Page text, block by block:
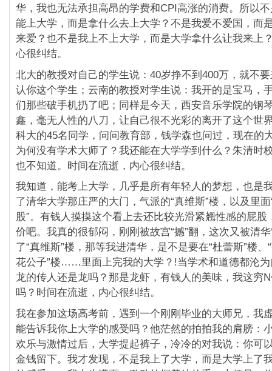
华，我也无法承担高昂的学费和CPI高涨的消费。所以
能上大学，而是拿什么去上大学？不是我爱不爱国，而
来爱？也不是我上不上大学，而是大学拿什么让我来上
心很纠结。
北大的教授对自己的学生说：40岁挣不到400万，就不
认你这个学生；云南的教授对学生说：我开的是宝马，
们那些破手机扔了吧；同样是今天，西安音乐学院的钢
鑫，毫无人性的八刀，让自己很不光彩的离开了这个
科大的45名同学，问问教育部，钱学森也问过，现在的
为何没有学术大师了？我还能在大学学到什么？朱清时
也不知道。时间在流逝，内心很纠结。
我知道，能考上大学，几乎是所有年轻人的梦想，也是
了清华大学那庄严的大门，气派的“真维斯”楼，以及里
股”。有钱人摸摸这个看上去还比较光滑紧翘性感的屁股
价吧。我真的很郁闷，刚刚被故宫“撼”翻，这次又被清
了“真维斯”楼，那等我进清华，是不是要在“杜蕾斯”楼、
花公子”楼……里面上完我的大学？!当学术和道德都沦
龙的传人还是龙吗？那是龙虾，有钱人的美味，我这穷
吗？时间在流逝，内心很纠结。
我在参加这场高考前，遇到一个刚刚毕业的大师兄，我
能告诉我你上大学的感受吗？他茫然的拍拍我的肩膀：
欢乐与激情过后，大学提起裤子，冷冷的对我说：你可
金钱留下。我才发现，不是我上了大学，而是大学上了